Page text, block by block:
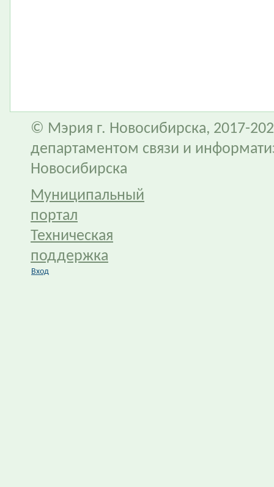
© Мэрия г. Новосибирска, 2017-
департаментом связи и
Новосибирска
Муниципальный
портал
Техническая
поддержка
Вход